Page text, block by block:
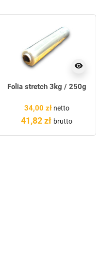
visibility
Folia stretch 3kg / 250g
34,00 złnetto
41,82 zł brutto